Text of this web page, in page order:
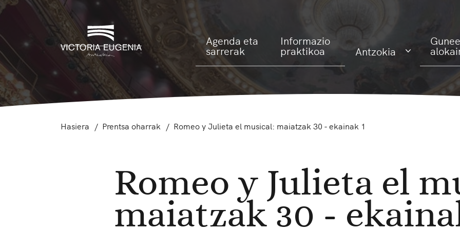
Agenda eta
sarrerak
Informazio
praktikoa Antzokia
Hasiera Prentsa oharrak Romeo y Julieta el musical: maiatzak 30 - ekainak 1
Romeo y Julieta el
maiatzak 30 -